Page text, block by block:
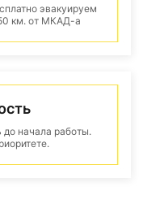
эвакуируем
км. от МКАД-а
начала работы.